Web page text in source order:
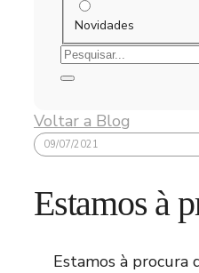
Novidades
Voltar a Blog
09/07/2021
Estamos à
Estamos à procura